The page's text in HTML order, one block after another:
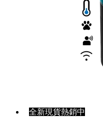
全新現貨熱銷中